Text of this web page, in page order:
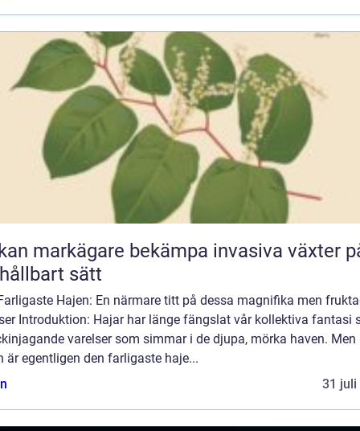
markägare bekämpa invasiva växter
sätt
Hajen: En närmare titt på dessa magnifika men
Introduktion: Hajar har länge fängslat vår kollektiva fantasi
varelser som simmar i de djupa, mörka haven. Men
är egentligen den farligaste haje...
31 juli